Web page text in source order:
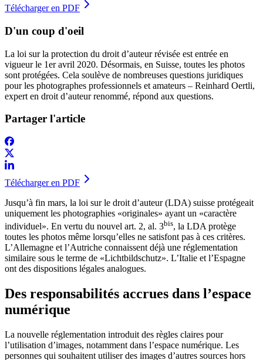
Télécharger en PDF
D'un coup d'oeil
La loi sur la protection du droit d’auteur révisée est entrée en
vigueur le 1er avril 2020. Désormais, en Suisse, toutes les photos
sont protégées. Cela soulève de nombreuses questions juridiques
pour les photographes professionnels et amateurs – Reinhard Oertli,
expert en droit d’auteur renommé, répond aux questions.
Partager l'article
Télécharger en PDF
Jusqu’à fin mars, la loi sur le droit d’auteur (LDA) suisse protégeait
uniquement les photographies «originales» ayant un «caractère
individuel». En vertu du nouvel art. 2, al. 3bis, la LDA protège
toutes les photos même lorsqu’elles ne satisfont pas à ces critères.
L’Allemagne et l’Autriche connaissent déjà une réglementation
similaire sous le terme de «Lichtbildschutz». L’Italie et l’Espagne
ont des dispositions légales analogues.
Des responsabilités accrues dans l’espace
numérique
La nouvelle réglementation introduit des règles claires pour
l’utilisation d’images, notamment dans l’espace numérique. Les
personnes qui souhaitent utiliser des images d’autres sources hors